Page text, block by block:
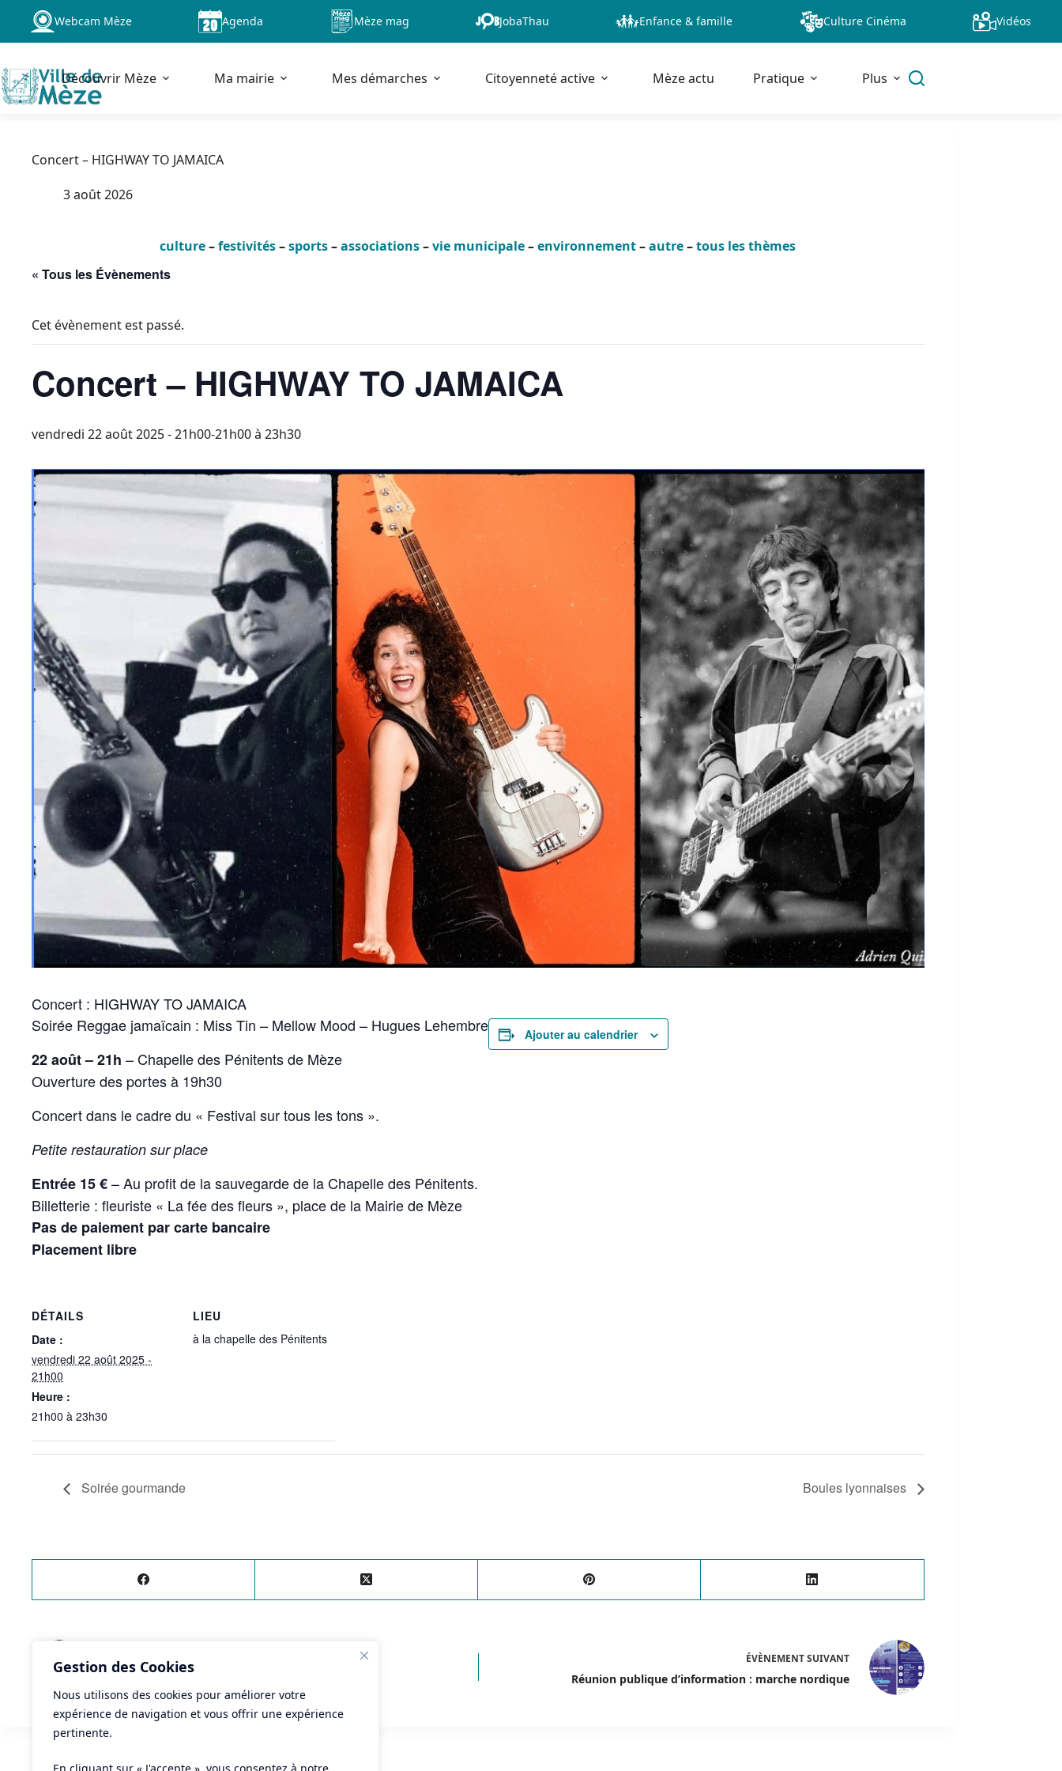
Gestion des Cookies
Nous utilisons des cookies pour améliorer votre
expérience de navigation et vous offrir une expérience
pertinente.
Passer
contenu
Webcam Mèze Agenda Mèze mag JobaThau Enfance & famille Culture Cinéma Vidéos
Découvrir Mèze Ma mairie Mes démarches Citoyenneté active Mèze actu Pratique Plus
Concert – HIGHWAY TO JAMAICA
3 août 2026
culture–festivités–sports–associations–vie municipale–environnement–autre–tous les thèmes
« Tous les Évènements
Cet évènement est passé.
Concert – HIGHWAY TO JAMAICA
vendredi 22 août 2025 - 21h00-21h00à 23h30
Concert : HIGHWAY TO JAMAICA
Soirée Reggae jamaïcain : Miss Tin – Mellow Mood – Hugues Lehembre
22 août – 21h – Chapelle des Pénitents de Mèze
Ouverture des portes à 19h30
Concert dans le cadre du « Festival sur tous les tons ».
Petite restauration sur place
Entrée 15 €– Au profit de la sauvegarde de la Chapelle des Pénitents.
Billetterie : fleuriste « La fée des fleurs », place de la Mairie de Mèze
Pas de paiement par carte bancaire
Placement libre
Ajouter au calendrier
DÉTAILS
Date :
vendredi 22 août 2025 -
21h00
Heure :
21h00 à 23h30
LIEU
à la chapelle des Pénitents
Soirée gourmande Boules lyonnaises
ÉVÈNEMENT PRÉCÉDENT ÉVÈNEMENTSUIVANT
Réunion publique d’information : marche nordique